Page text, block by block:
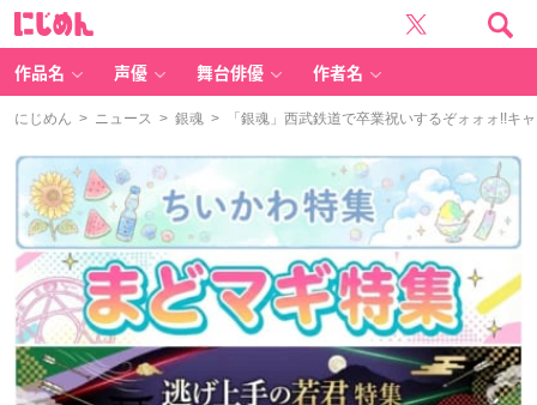
作品名 声優 舞台俳優 作者名
にじめん > ニュース > 銀魂 > 「銀魂」西武鉄道で卒業祝いするぞォォォ!!キ